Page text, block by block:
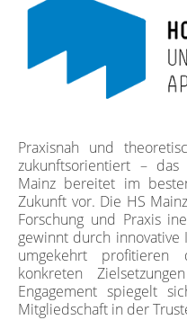
Praxisnah und
zukunftsorientiert –
Mainz bereitet im
Zukunft vor. Die HS
Forschung und Praxis
gewinnt durch
umgekehrt
konkreten
Engagement spiegelt
Mitgliedschaft in der